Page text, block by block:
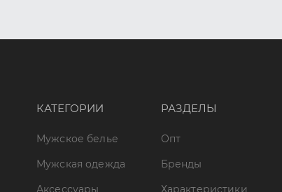
КАТЕГОРИИ
Мужское белье
Мужская одежда
Аксессуары
РАЗДЕЛЫ
Опт
Бренды
Характеристики